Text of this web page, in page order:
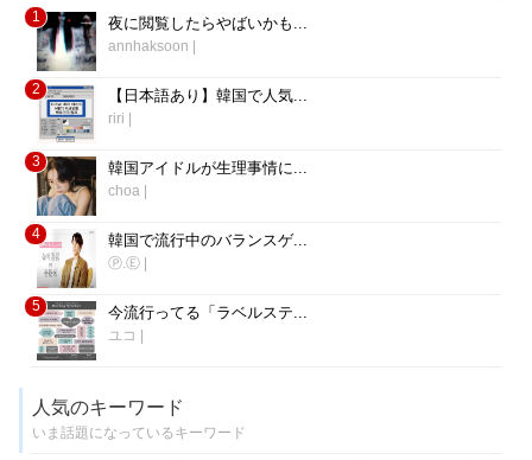
1 夜に閲覧したらやばいかも...
annhaksoon
2 【日本語あり】韓国で人気...
riri
3 韓国アイドルが生理事情に...
choa
4 韓国で流行中のバランスゲ...
Ⓟ.Ⓔ
5 今流行ってる「ラベルステ...
ユコ
人気のキーワード
いま話題になっているキーワード